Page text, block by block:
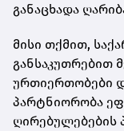
განაცხადა
მისი თქმით,
განსაკუთრებით
ურთიერთობები
პარტნიორობა
ღირებულებების